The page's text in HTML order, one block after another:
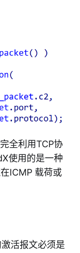
全利用TCP协
使用的是一种
ICMP 载荷或
活报文必须是